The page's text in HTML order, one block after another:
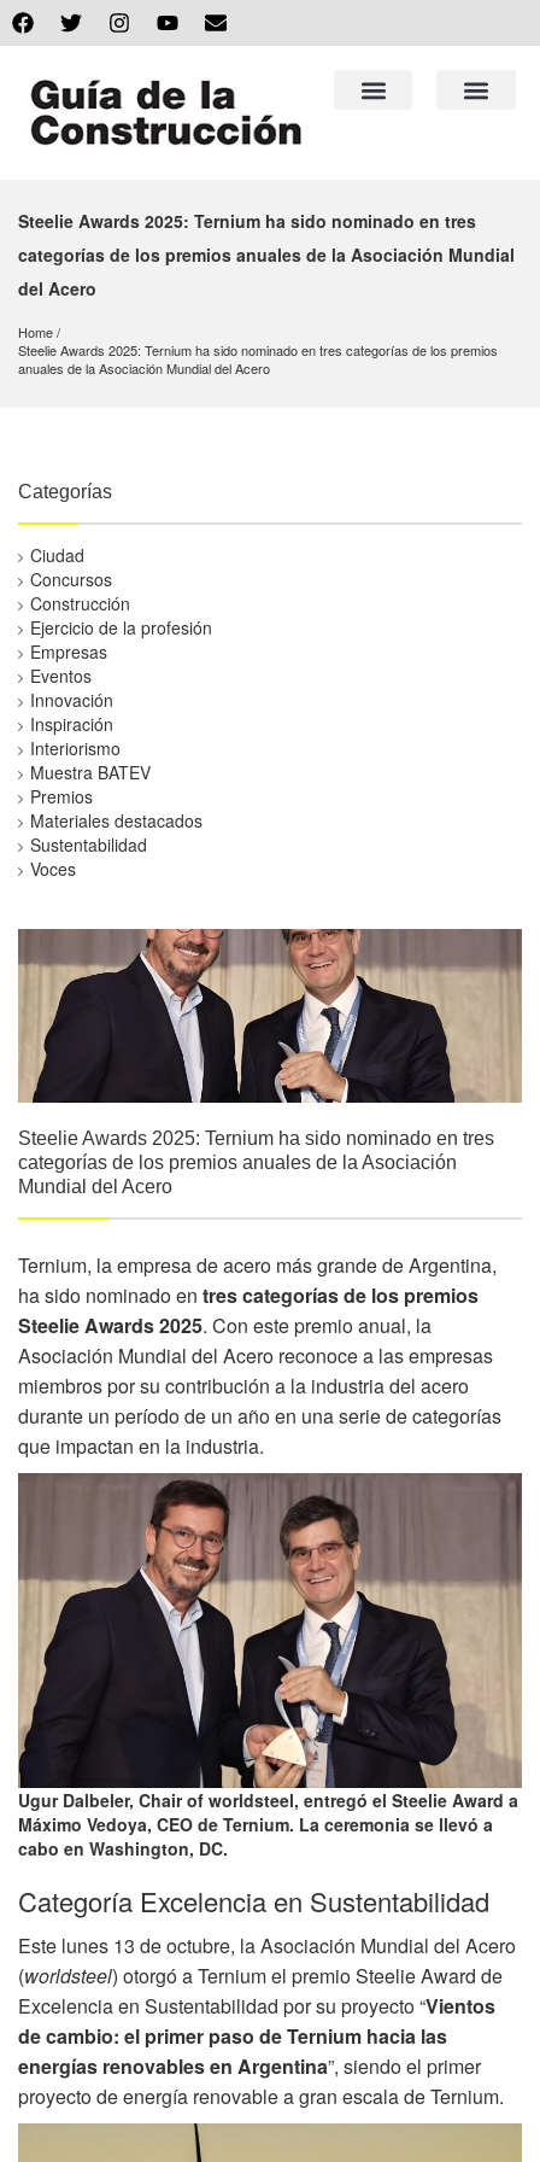
Steelie Awards 2025: Ternium ha sido nominado en tres
categorías de los premios anuales de la Asociación Mundial
del Acero
Home
Steelie Awards 2025: Ternium ha sido nominado en tres categorías de los premios
anuales de la Asociación Mundial del Acero
Categorías
Ciudad
Concursos
Construcción
Ejercicio de la profesión
Empresas
Eventos
Innovación
Inspiración
Interiorismo
Muestra BATEV
Premios
Materiales destacados
Sustentabilidad
Voces
Steelie Awards 2025: Ternium ha sido nominado en tres
categorías de los premios anuales de la Asociación
Mundial del Acero
Ternium, la empresa de acero más grande de Argentina,
ha sido nominado en tres categorías de los premios
Steelie Awards 2025. Con este premio anual, la
Asociación Mundial del Acero reconoce a las empresas
miembros por su contribución a la industria del acero
durante un período de un año en una serie de categorías
que impactan en la industria.
Ugur Dalbeler, Chair of worldsteel, entregó el Steelie Award a
Máximo Vedoya, CEO de Ternium. La ceremonia se llevó a
cabo en Washington, DC.
Categoría Excelencia en Sustentabilidad
Este lunes 13 de octubre, la Asociación Mundial del Acero
(worldsteel) otorgó a Ternium el premio Steelie Award de
Excelencia en Sustentabilidad por su proyecto “Vientos
de cambio: el primer paso de Ternium hacia las
energías renovables en Argentina”, siendo el primer
proyecto de energía renovable a gran escala de Ternium.